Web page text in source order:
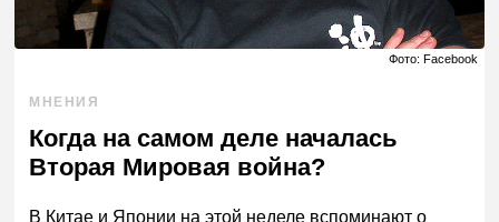
Фото: Facebook
МНЕНИЯ
Когда на самом деле началась
Вторая Мировая война?
В Китае и Японии на этой неделе вспоминают о